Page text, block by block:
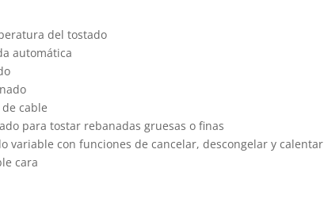
del tostado
automática
cable
para tostar rebanadas gruesas o finas
variable con funciones de cancelar, descongelar y calentar
cara